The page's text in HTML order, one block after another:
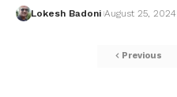
Lokesh Badoni August 25, 2024
Previous